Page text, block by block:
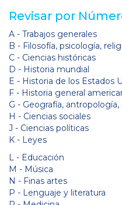
Revisar por
A - Trabajos generales
B - Filosofía, psicología,
C - Ciencias históricas
D - Historia mundial
E - Historia de los Estados
F - Historia general
G - Geografía,
H - Ciencias sociales
J - Ciencias políticas
K - Leyes
L - Educación
M - Música
N - Finas artes
P - Lenguaje y literatura